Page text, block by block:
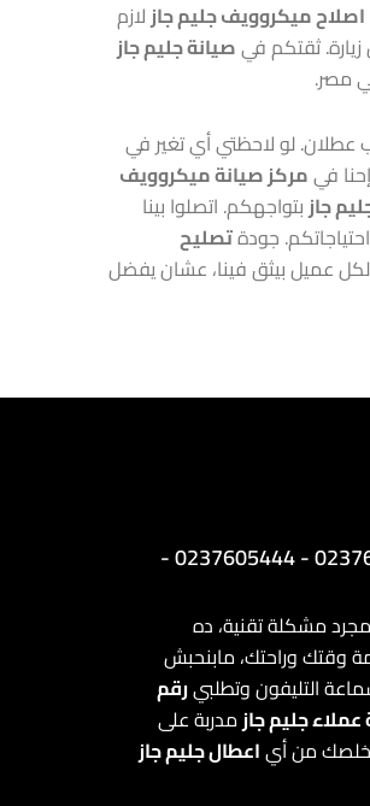
اصلاح ميكروويف جليم جازلازم
ثقتكم فيصيانة جليم جاز
مصر.
لو لاحظتي أي تغير في
فيمركز صيانة ميكروويف
جازبتواجهكم. اتصلوا بينا
تصليح
عميل بيثق فينا، عشان يفضل
الارقام الارضي: 0237491500 - 0237491500 - 0237615300 - 0237611666 - 0237605444 -
مشكلة تقنية، ده
وقتك وراحتك، مابنحبش
التليفون وتطلبيرقم
جليم جازمدربة على
من أياعطال جليم جاز